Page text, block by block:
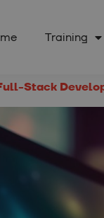
Training
Stack